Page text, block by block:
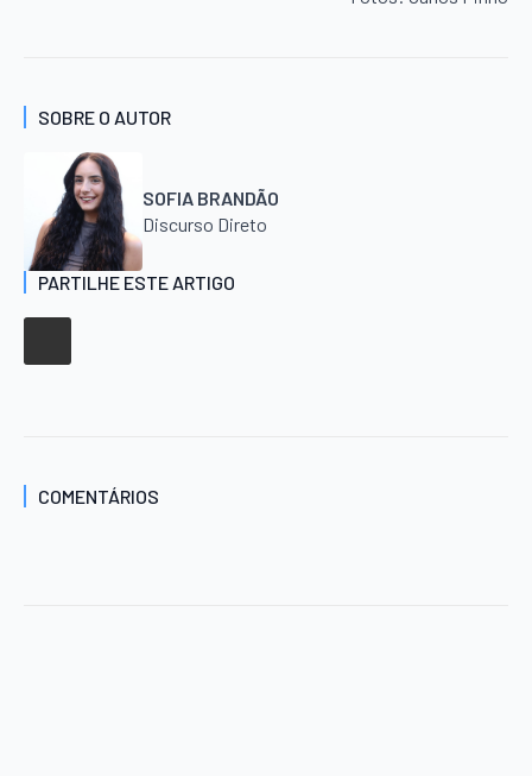
SOBRE O AUTOR
SOFIA BRANDÃO
Discurso Direto
PARTILHE ESTE ARTIGO
COMENTÁRIOS